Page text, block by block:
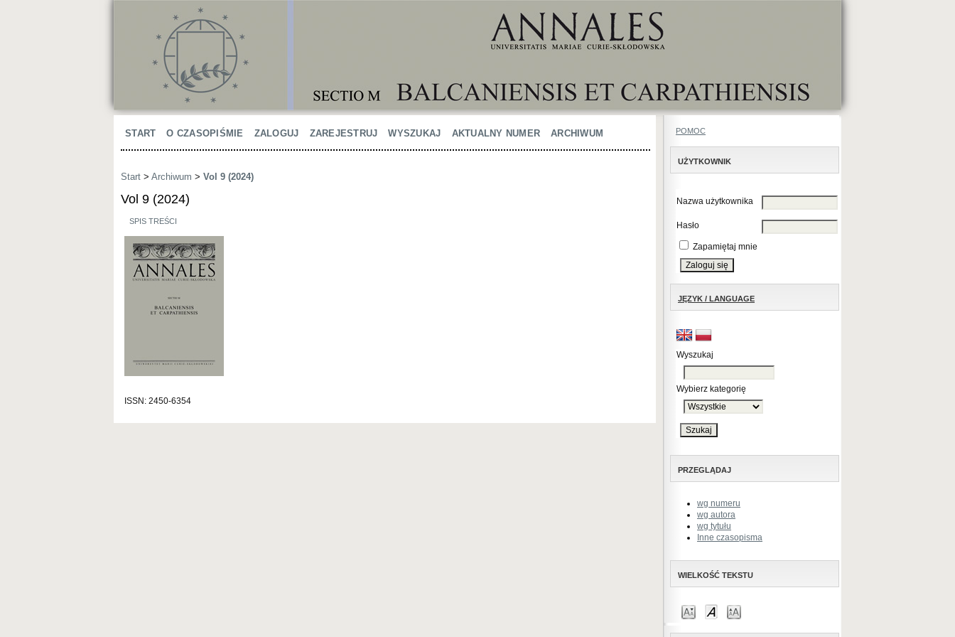
POMOC
UŻYTKOWNIK
Nazwa użytkownika
Hasło
Zapamiętaj mnie
JĘZYK / LANGUAGE
Wyszukaj
Wybierz kategorię
PRZEGLĄDAJ
wg numeru
wg autora
wg tytułu
Inne czasopisma
WIELKOŚĆ TEKSTU
START O CZASOPIŚMIE ZALOGUJ ZAREJESTRUJ WYSZUKAJ AKTUALNY NUMER ARCHIWUM
Start > Archiwum > Vol 9 (2024)
Vol 9 (2024)
SPIS TREŚCI
ISSN: 2450-6354